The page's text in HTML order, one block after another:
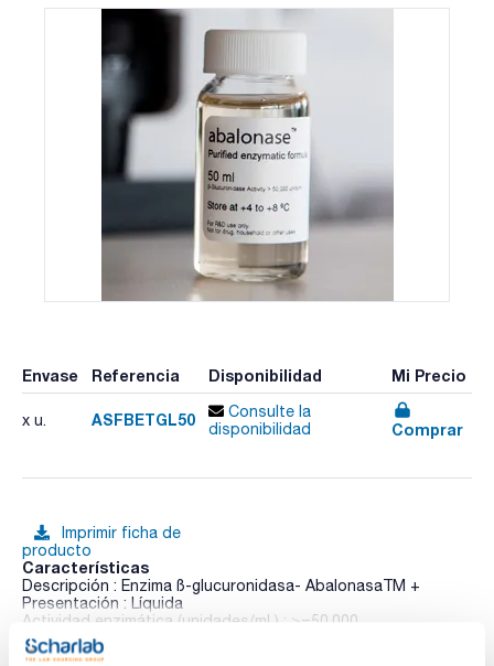
Envase Referencia Disponibilidad Mi Precio
x u. ASFBETGL50
Consulte la
disponibilidad
Comprar
Imprimir ficha de
producto
Características
Descripción : Enzima ß-glucuronidasa- AbalonasaTM +
Presentación : Líquida
Actividad enzimática (unidades/mL) : >=50,000
Actividad sulfatasa (U/mL) : > 400
pH Hidrólisis Efectivo : 5.0
Ver más